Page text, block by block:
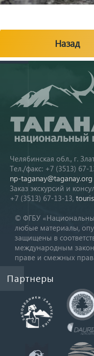
Назад
Челябинская обл., г.
Тел./факс: +7 (3513)
np-taganay@taganay.org
Заказ экскурсий и
+7 (3513) 67-13-13,
© ФГБУ
любые материалы,
защищены в
международным
праве и смежных
Партнеры